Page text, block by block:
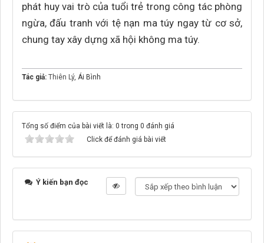
phát huy vai trò của tuổi trẻ trong công tác phòng
ngừa, đấu tranh với tệ nạn ma túy ngay từ cơ sở,
chung tay xây dựng xã hội không ma túy.
Tác giả: Thiên Lý, Ái Bình
Tổng số điểm của bài viết là: 0 trong 0 đánh giá
Click để đánh giá bài viết
Ý kiến bạn đọc